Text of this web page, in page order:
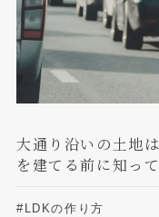
大通り沿いの土地
を建てる前に知っ
#LDKの作り方